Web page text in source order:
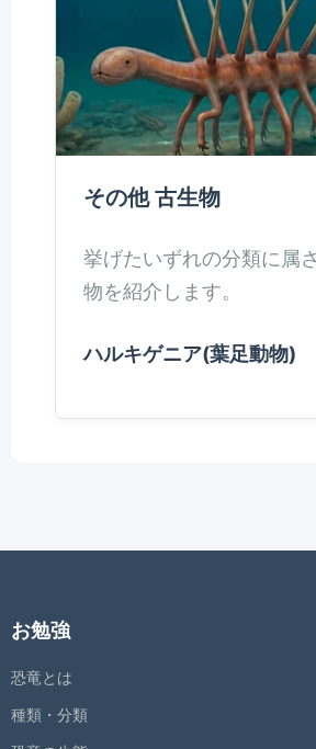
その他 古生物
挙げたいずれの分類に属
物を紹介します。
ハルキゲニア(葉足動物)
お勉強
恐竜とは
種類・分類